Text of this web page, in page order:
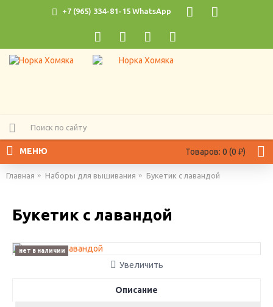
+7 (965) 334-81-15 WhatsApp
Товаров: 0 (0 ₽)
МЕНЮ
Главная Наборы для вышивания Букетик с лавандой
Букетик с лавандой
нет в наличии
Увеличить
Описание